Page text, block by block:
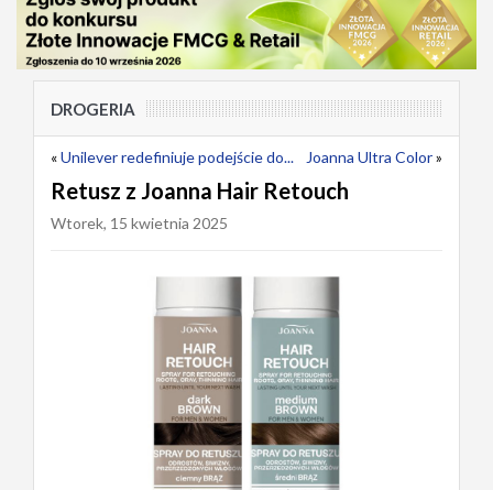
DROGERIA
«Unilever redefiniuje podejście do... Joanna Ultra Color»
Retusz z Joanna Hair Retouch
Wtorek, 15 kwietnia 2025